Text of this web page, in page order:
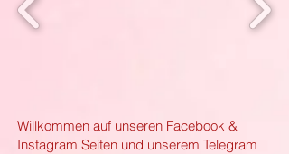
Willkommen auf unseren Facebook &
Instagram Seiten und unserem Telegram